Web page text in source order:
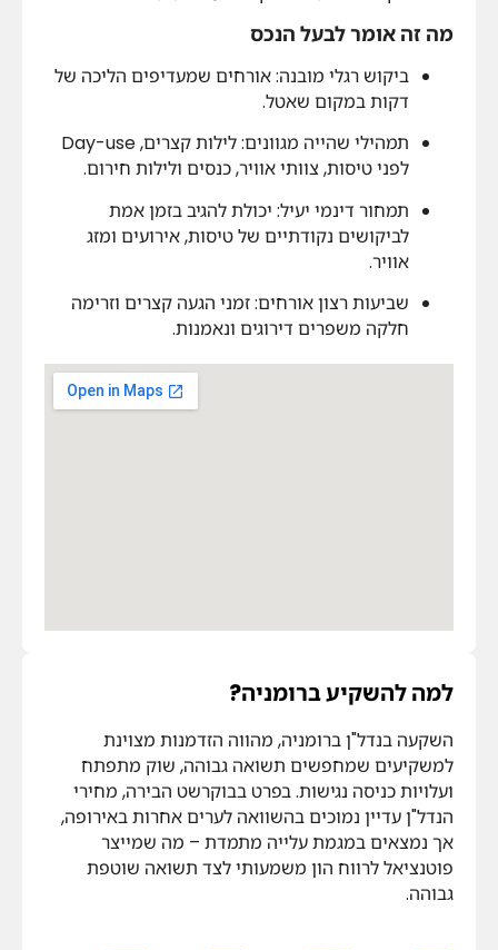
מה זה אומר לבעל הנכס
ביקוש רגלי מובנה: אורחים שמעדיפים הליכה של
דקות במקום שאטל.
תמהילי שהייה מגוונים: לילות קצרים, Day-use
לפני טיסות, צוותי אוויר, כנסים ולילות חירום.
תמחור דינמי יעיל: יכולת להגיב בזמן אמת
לביקושים נקודתיים של טיסות, אירועים ומזג
אוויר.
שביעות רצון אורחים: זמני הגעה קצרים וזרימה
חלקה משפרים דירוגים ונאמנות.
למה להשקיע ברומניה?
השקעה בנדל"ן ברומניה, מהווה הזדמנות מצוינת
למשקיעים שמחפשים תשואה גבוהה, שוק מתפתח
ועלויות כניסה נגישות. בפרט בבוקרשט הבירה, מחירי
הנדל"ן עדיין נמוכים בהשוואה לערים אחרות באירופה,
אך נמצאים במגמת עלייה מתמדת – מה שמייצר
פוטנציאל לרווח הון משמעותי לצד תשואה שוטפת
גבוהה.